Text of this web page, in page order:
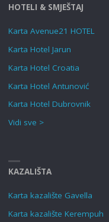
HOTELI & SMJEŠTAJ
Karta Avenue21 HOTEL
Karta Hotel Jarun
Karta Hotel Croatia
Karta Hotel Antunović
Karta Hotel Dubrovnik
Vidi sve >
KAZALIŠTA
Karta kazalište Gavella
Karta kazalište Kerempuh